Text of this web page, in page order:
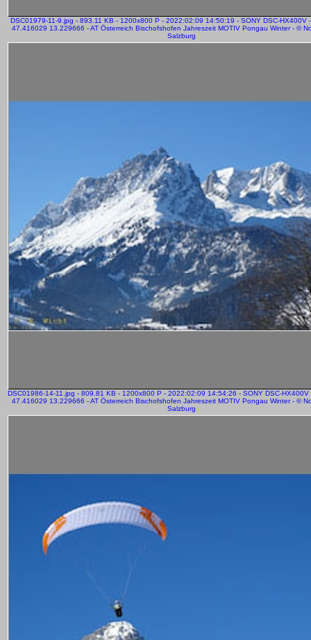
DSC01979-11-9.jpg - 893.11 KB - 1200x800 P - 2022:02:09 14:50:19 - SONY DSC-HX400V
47.416029 13.229666 - AT Österreich Bischofshofen Jahreszeit MOTIV Pongau Winter - ©
Salzburg
DSC01986-14-11.jpg - 809.81 KB - 1200x800 P - 2022:02:09 14:54:26 - SONY DSC-HX400V
47.416029 13.229666 - AT Österreich Bischofshofen Jahreszeit MOTIV Pongau Winter - ©
Salzburg